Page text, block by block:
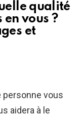
qualité
vous ?
et
personne vous
aidera à le